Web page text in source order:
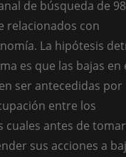
de búsqueda de 98
relacionados con
La hipótesis
es que las bajas en
ser antecedidas por
entre los
cuales antes de
sus acciones a